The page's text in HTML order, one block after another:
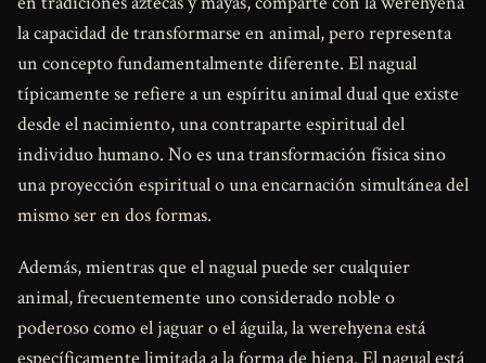
la capacidad de transformarse en animal, pero representa
un concepto fundamentalmente diferente. El nagual
típicamente se refiere a un espíritu animal dual que existe
desde el nacimiento, una contraparte espiritual del
individuo humano. No es una transformación física sino
una proyección espiritual o una encarnación simultánea del
mismo ser en dos formas.
Además, mientras que el nagual puede ser cualquier
animal, frecuentemente uno considerado noble o
poderoso como el jaguar o el águila, la werehyena está